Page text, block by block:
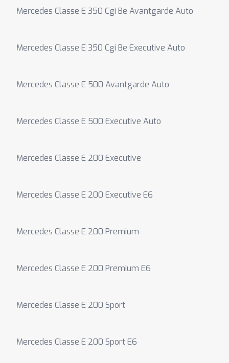
Mercedes Classe E 350 Cgi Be Avantgarde Auto
Mercedes Classe E 350 Cgi Be Executive Auto
Mercedes Classe E 500 Avantgarde Auto
Mercedes Classe E 500 Executive Auto
Mercedes Classe E 200 Executive
Mercedes Classe E 200 Executive E6
Mercedes Classe E 200 Premium
Mercedes Classe E 200 Premium E6
Mercedes Classe E 200 Sport
Mercedes Classe E 200 Sport E6